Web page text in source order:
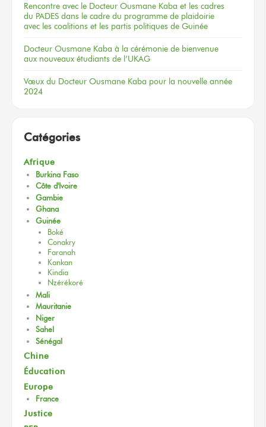
Rencontre avec le Docteur Ousmane Kaba et les cadres
du PADES dans le cadre du programme de plaidoirie
avec les coalitions et les partis politiques de Guinée
Docteur Ousmane Kaba à la cérémonie de bienvenue
aux nouveaux étudiants de l’UKAG
Vœux du Docteur Ousmane Kaba pour la nouvelle année
2024
Catégories
Afrique
Burkina Faso
Côte d'Ivoire
Gambie
Ghana
Guinée
Boké
Conakry
Faranah
Kankan
Kindia
Nzérékoré
Mali
Mauritanie
Niger
Sahel
Sénégal
Chine
Éducation
Europe
France
Justice